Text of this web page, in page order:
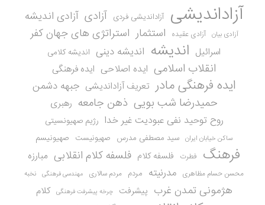
آزاداندیشی آزاداندیشی فردی آزادی آزادی اندیشه
آزادی بیان آزادی عقیده استثمار استراتژی های جهان کفر
اسرائیل اندیشه اندیشه دینی اندیشه کلامی
انقلاب اسلامی ایده اصلاحی ایده فرهنگی
ایده فرهنگی مادر تعریف آزاداندیشی جبهه دشمن
حمیدرضا شب بویی ذهن جامعه رهبری
روح توحید نفی عبودیت غیر خدا رژیم صهیونسیتی
ساکن خیابان ایران سید مصطفی مدرس صهیونیست صهیونیسم
فرهنگ فطرت فلسفه کلام فلسفه کلام انقلابی مبارزه
محسن حسام مظاهری مدرنیته مردم مردم سالاری مهندسی فرهنگی نخبه
هژمونی تمدن غرب پیشرفت چرخه پیشرفت فرهنگی کلام